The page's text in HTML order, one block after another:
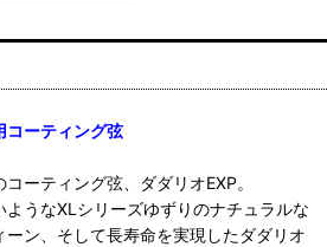
コーティング弦
ーティング弦、ダダリオEXP。
ようなXLシリーズゆずりのナチュラルな
ン、そして長寿命を実現したダダリオ